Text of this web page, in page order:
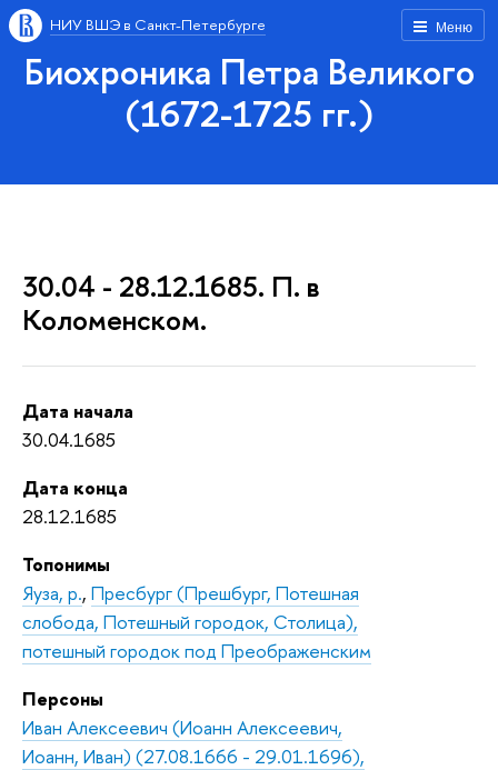
Меню
НИУ ВШЭ в Санкт-Петербурге
Биохроника Петра Великого
(1672-1725 гг.)
30.04 - 28.12.1685. П. в
Коломенском.
Дата начала
30.04.1685
Дата конца
28.12.1685
Топонимы
Яуза, р., Пресбург (Прешбург, Потешная
слобода, Потешный городок, Столица),
потешный городок под Преображенским
Персоны
Иван Алексеевич (Иоанн Алексеевич,
Иоанн, Иван) (27.08.1666 - 29.01.1696),